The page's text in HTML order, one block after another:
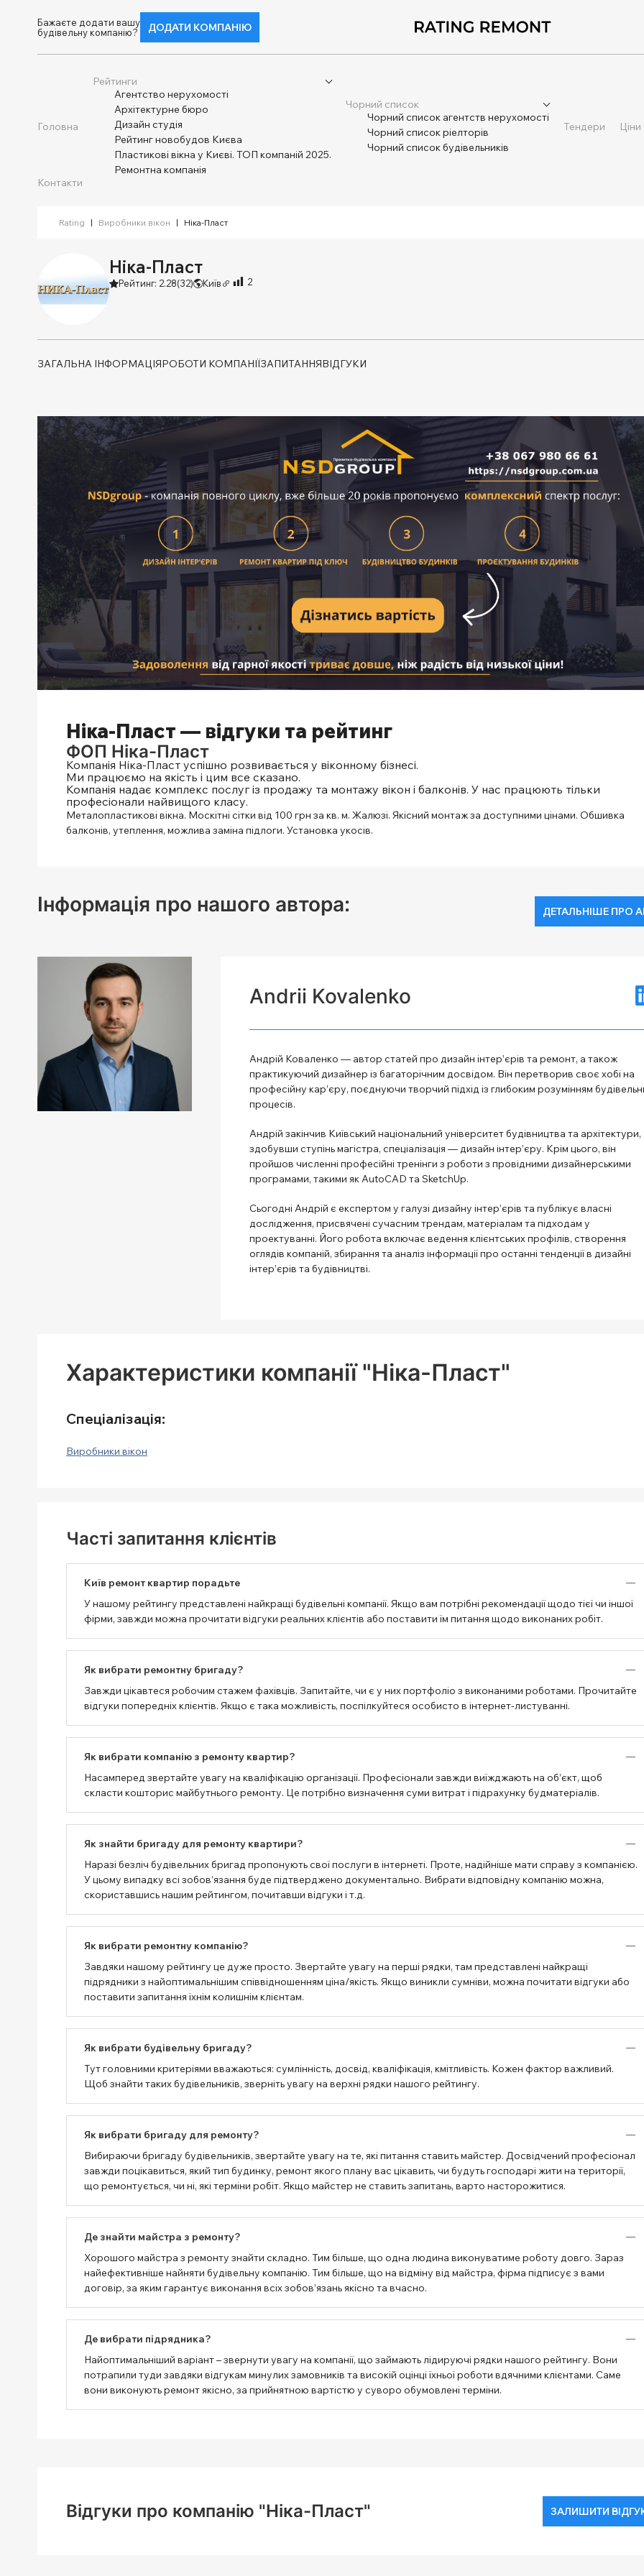
Бажаєте додати вашу
будівельну компанію?
ДОДАТИ КОМПАНІЮ
Головна
Рейтинги
Агентство нерухомості
Архітектурне бюро
Дизайн студія
Рейтинг новобудов Києва
Пластикові вікна у Києві. ТОП компаній 2025.
Ремонтна компанія
Чорний список
Чорний список агентств нерухомості
Чорний список ріелторів
Чорний список будівельників
Тендери Ціни
Контакти
Rating | Виробники вікон | Ніка-Пласт
Ніка-Пласт
Рейтинг: 2.28(32) Київ 2
ЗАГАЛЬНА ІНФОРМАЦІЯРОБОТИ КОМПАНІЇЗАПИТАННЯВІДГУКИ
Ніка-Пласт — відгуки та рейтинг
ФОП Ніка-Пласт
Компанія Ніка-Пласт успішно розвивається у віконному бізнесі.
Ми працюємо на якість і цим все сказано.
Компанія надає комплекс послуг із продажу та монтажу вікон і балконів. У нас працюють тільки
професіонали найвищого класу.
Металопластикові вікна. Москітні сітки від 100 грн за кв. м. Жалюзі. Якісний монтаж за доступними цінами. Обшивка
балконів, утеплення, можлива заміна підлоги. Установка укосів.
Інформація про нашого автора: ДЕТАЛЬНІШЕ ПРО
Andrii Kovalenko
Андрій Коваленко — автор статей про дизайн інтер’єрів та ремонт, а також
практикуючий дизайнер із багаторічним досвідом. Він перетворив своє хобі на
професійну кар’єру, поєднуючи творчий підхід із глибоким розумінням
процесів.
Андрій закінчив Київський національний університет будівництва та архітектури,
здобувши ступінь магістра, спеціалізація — дизайн інтер’єру. Крім цього, він
пройшов численні професійні тренінги з роботи з провідними дизайнерськими
програмами, такими як AutoCAD та SketchUp.
Сьогодні Андрій є експертом у галузі дизайну інтер’єрів та публікує власні
дослідження, присвячені сучасним трендам, матеріалам та підходам у
проектуванні. Його робота включає ведення клієнтських профілів, створення
оглядів компаній, збирання та аналіз інформації про останні тенденції в дизайні
інтер’єрів та будівництві.
Характеристики компанії "Ніка-Пласт"
Спеціалізація:
Виробники вікон
Часті запитання клієнтів
Київ ремонт квартир порадьте
У нашому рейтингу представлені найкращі будівельні компанії. Якщо вам потрібні рекомендації щодо тієї чи іншої
фірми, завжди можна прочитати відгуки реальних клієнтів або поставити їм питання щодо виконаних робіт.
Як вибрати ремонтну бригаду?
Завжди цікавтеся робочим стажем фахівців. Запитайте, чи є у них портфоліо з виконаними роботами. Прочитайте
відгуки попередніх клієнтів. Якщо є така можливість, поспілкуйтеся особисто в інтернет-листуванні.
Як вибрати компанію з ремонту квартир?
Насамперед звертайте увагу на кваліфікацію організації. Професіонали завжди виїжджають на об’єкт, щоб
скласти кошторис майбутнього ремонту. Це потрібно визначення суми витрат і підрахунку будматеріалів.
Як знайти бригаду для ремонту квартири?
Наразі безліч будівельних бригад пропонують свої послуги в інтернеті. Проте, надійніше мати справу з компанією.
У цьому випадку всі зобов’язання буде підтверджено документально. Вибрати відповідну компанію можна,
скориставшись нашим рейтингом, почитавши відгуки і т.д.
Як вибрати ремонтну компанію?
Завдяки нашому рейтингу це дуже просто. Звертайте увагу на перші рядки, там представлені найкращі
підрядники з найоптимальнішим співвідношенням ціна/якість. Якщо виникли сумніви, можна почитати відгуки або
поставити запитання їхнім колишнім клієнтам.
Як вибрати будівельну бригаду?
Тут головними критеріями вважаються: сумлінність, досвід, кваліфікація, кмітливість. Кожен фактор важливий.
Щоб знайти таких будівельників, зверніть увагу на верхні рядки нашого рейтингу.
Як вибрати бригаду для ремонту?
Вибираючи бригаду будівельників, звертайте увагу на те, які питання ставить майстер. Досвідчений професіонал
завжди поцікавиться, який тип будинку, ремонт якого плану вас цікавить, чи будуть господарі жити на території,
що ремонтується, чи ні, які терміни робіт. Якщо майстер не ставить запитань, варто насторожитися.
Де знайти майстра з ремонту?
Хорошого майстра з ремонту знайти складно. Тим більше, що одна людина виконуватиме роботу довго. Зараз
найефективніше найняти будівельну компанію. Тим більше, що на відміну від майстра, фірма підписує з вами
договір, за яким гарантує виконання всіх зобов’язань якісно та вчасно.
Де вибрати підрядника?
Найоптимальніший варіант – звернути увагу на компанії, що займають лідируючі рядки нашого рейтингу. Вони
потрапили туди завдяки відгукам минулих замовників та високій оцінці їхньої роботи вдячними клієнтами. Саме
вони виконують ремонт якісно, ​​за прийнятною вартістю у суворо обумовлені терміни.
Відгуки про компанію "Ніка-Пласт" ЗАЛИШИТИ